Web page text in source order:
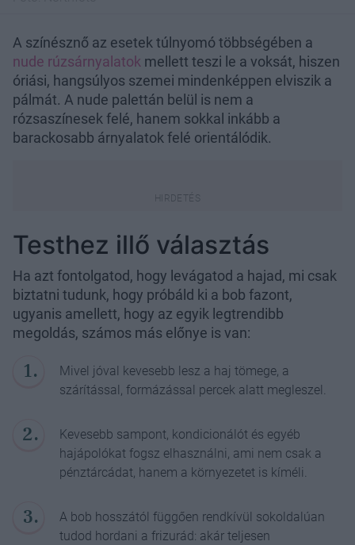
A színésznő az esetek túlnyomó többségében a
nude rúzsárnyalatok mellett teszi le a voksát, hiszen
óriási, hangsúlyos szemei mindenképpen elviszik a
pálmát. A nude palettán belül is nem a
rózsaszínesek felé, hanem sokkal inkább a
barackosabb árnyalatok felé orientálódik.
Testhez illő választás
Ha azt fontolgatod, hogy levágatod a hajad, mi csak
biztatni tudunk, hogy próbáld ki a bob fazont,
ugyanis amellett, hogy az egyik legtrendibb
megoldás, számos más előnye is van:
Mivel jóval kevesebb lesz a haj tömege, a
szárítással, formázással percek alatt megleszel.
Kevesebb sampont, kondicionálót és egyéb
hajápolókat fogsz elhasználni, ami nem csak a
pénztárcádat, hanem a környezetet is kíméli.
A bob hosszától függően rendkívül sokoldalúan
tudod hordani a frizurád: akár teljesen